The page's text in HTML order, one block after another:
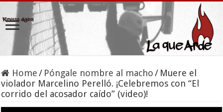
Home / Póngale nombre al macho / Muere el
violador Marcelino Perelló. ¡Celebremos con “El
corrido del acosador caído” (video)!